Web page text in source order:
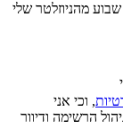
מהניוזלטר שלי
, וכי אני
הרשימה ודיוור